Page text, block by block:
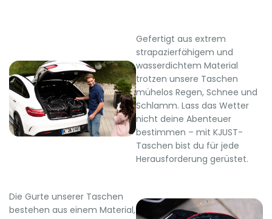
Gefertigt aus extrem
strapazierfähigem und
wasserdichtem Material
trotzen unsere Taschen
mühelos Regen, Schnee und
Schlamm. Lass das Wetter
nicht deine Abenteuer
bestimmen – mit KJUST-
Taschen bist du für jede
Herausforderung gerüstet.
Die Gurte unserer Taschen
bestehen aus einem Material,